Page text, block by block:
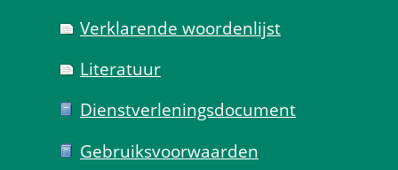
Verklarende woorden­lijst
Literatuur
Dienst­verlenings­document
Gebruiks­voorwaarden